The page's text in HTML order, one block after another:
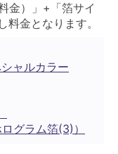
金）」+「箔サイ
金となります。
ャルカラー
グラム箔(3)）